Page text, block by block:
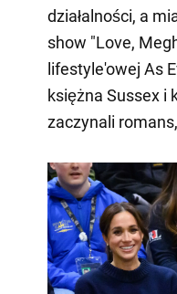
działalności, a
show "Love,
lifestyle'owej As
księżna Sussex i
zaczynali